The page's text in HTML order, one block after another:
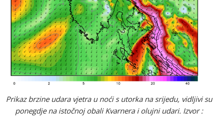
Prikaz brzine udara vjetra u noći s utorka na srijedu, vidljivi su
ponegdje na istočnoj obali Kvarnera i olujni udari. Izvor :